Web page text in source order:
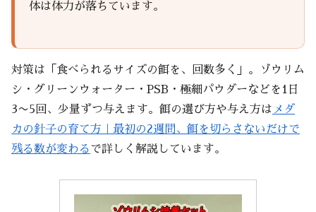
体は体力が落ちています。
対策は「食べられるサイズの餌を、回数多く」。ゾウリム
シ・グリーンウォーター・PSB・極細パウダーなどを1日
3〜5回、少量ずつ与えます。餌の選び方や与え方は メダ
カの針子の育て方｜最初の2週間、餌を切らさないだけで
残る数が変わるで詳しく解説しています。